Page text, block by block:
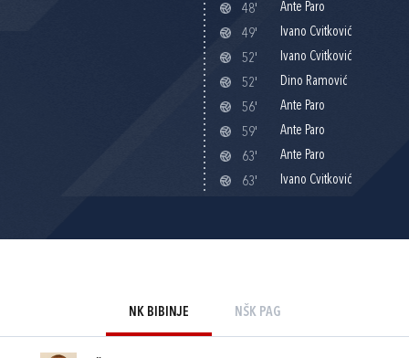
48'
Ante Paro
49'
Ivano Cvitković
52'
Ivano Cvitković
52'
Dino Ramović
56'
Ante Paro
59'
Ante Paro
63'
Ante Paro
63'
Ivano Cvitković
NK BIBINJE NŠK PAG